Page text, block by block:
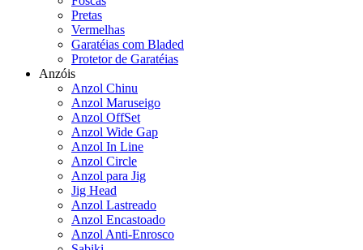
Pretas
Vermelhas
Garatéias com Bladed
Protetor de Garatéias
Anzóis
Anzol Chinu
Anzol Maruseigo
Anzol OffSet
Anzol Wide Gap
Anzol In Line
Anzol Circle
Anzol para Jig
Jig Head
Anzol Lastreado
Anzol Encastoado
Anzol Anti-Enrosco